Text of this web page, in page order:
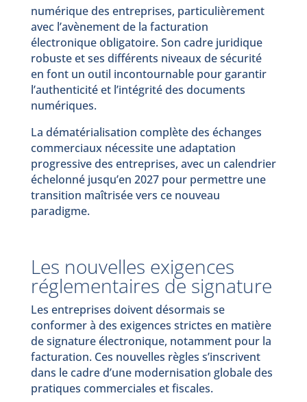
numérique des entreprises, particulièrement
avec l’avènement de la facturation
électronique obligatoire. Son cadre juridique
robuste et ses différents niveaux de sécurité
en font un outil incontournable pour garantir
l’authenticité et l’intégrité des documents
numériques.
La dématérialisation complète des échanges
commerciaux nécessite une adaptation
progressive des entreprises, avec un calendrier
échelonné jusqu’en 2027 pour permettre une
transition maîtrisée vers ce nouveau
paradigme.
Les nouvelles exigences
réglementaires de signature
Les entreprises doivent désormais se
conformer à des exigences strictes en matière
de signature électronique, notamment pour la
facturation. Ces nouvelles règles s’inscrivent
dans le cadre d’une modernisation globale des
pratiques commerciales et fiscales.